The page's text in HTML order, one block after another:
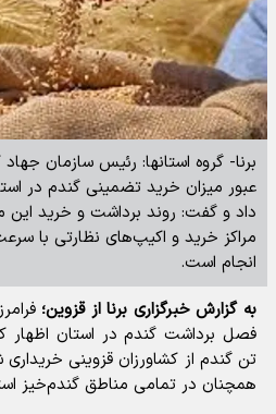
برنا- گروه استانها: رئیس سازمان
داد و گفت: روند برداشت و خرید این
مراکز خرید و اکیپ‌های نظارتی با
انجام است.
به گزارش خبرگزاری برنا از قزوین؛
تن گندم از کشاورزان قزوینی
همچنان در تمامی مناطق گندم‌خیز